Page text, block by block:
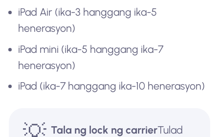
iPad Air (ika-3 hanggang ika-5
henerasyon)
iPad mini (ika-5 hanggang ika-7
henerasyon)
iPad (ika-7 hanggang ika-10 henerasyon)
Tala ng lock ng carrierTulad